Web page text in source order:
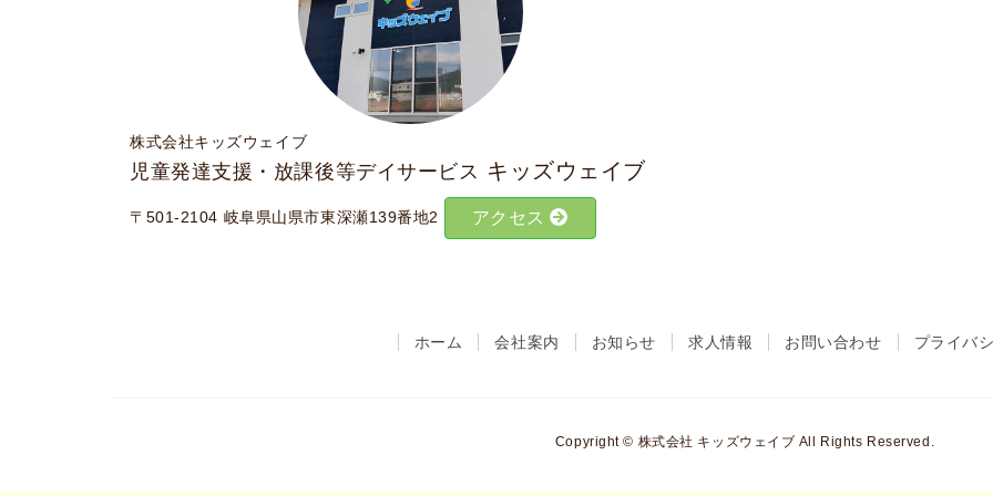
株式会社キッズウェイブ
児童発達支援・放課後等デイサービス キッズウェイブ
〒501-2104 岐阜県山県市東深瀬139番地2 アクセス
ホーム 会社案内 お知らせ 求人情報 お問い合わせ プライバ
Copyright © 株式会社 キッズウェイブ All Rights Reserved.